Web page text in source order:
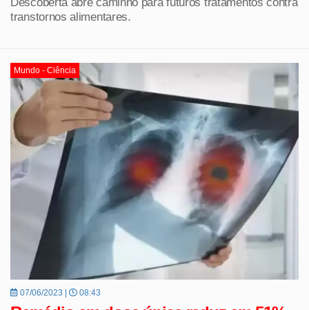
transtornos alimentares.
Mundo - Ciência
07/06/2023 | 08:43